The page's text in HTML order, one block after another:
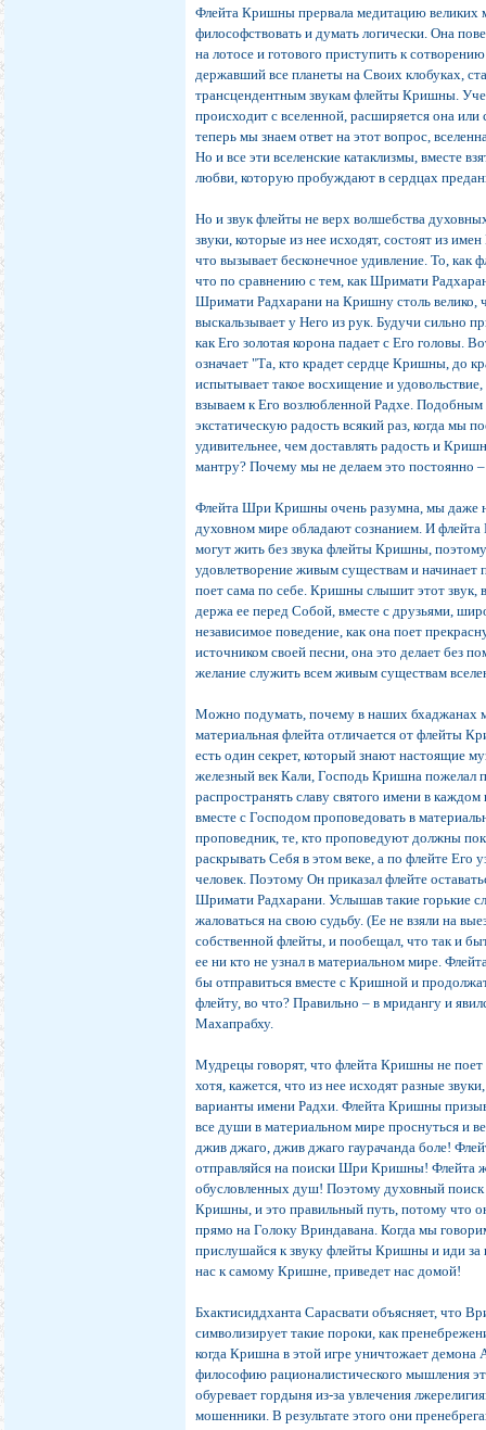
Флейта Кришны прервала медитацию великих
философствовать и думать логически. Она
на лотосе и готового приступить к
державший все планеты на Своих клобуках,
трансцендентным звукам флейты Кришны.
происходит с вселенной, расширяется она
теперь мы знаем ответ на этот вопрос,
Но и все эти вселенские катаклизмы, вместе
любви, которую пробуждают в сердцах
Но и звук флейты не верх волшебства
звуки, которые из нее исходят, состоят из
что вызывает бесконечное удивление. То,
что по сравнению с тем, как Шримати
Шримати Радхарани на Кришну столь велико,
выскальзывает у Него из рук. Будучи сильно
как Его золотая корона падает с Его головы.
означает "Та, кто крадет сердце Кришны, до
испытывает такое восхищение и
взываем к Его возлюбленной Радхе.
экстатическую радость всякий раз, когда
удивительнее, чем доставлять радость и
мантру? Почему мы не делаем это постоянно
Флейта Шри Кришны очень разумна, мы даже
духовном мире обладают сознанием. И
могут жить без звука флейты Кришны,
удовлетворение живым существам и
поет сама по себе. Кришны слышит этот звук,
держа ее перед Собой, вместе с друзьями,
независимое поведение, как она поет
источником своей песни, она это делает без
желание служить всем живым существам
Можно подумать, почему в наших бхаджанах
материальная флейта отличается от флейты
есть один секрет, который знают настоящие
железный век Кали, Господь Кришна пожелал
распространять славу святого имени в
вместе с Господом проповедовать в
проповедник, те, кто проповедуют должны
раскрывать Себя в этом веке, а по флейте Его
человек. Поэтому Он приказал флейте
Шримати Радхарани. Услышав такие горькие
жаловаться на свою судьбу. (Ее не взяли на
собственной флейты, и пообещал, что так и
ее ни кто не узнал в материальном мире.
бы отправиться вместе с Кришной и
флейту, во что? Правильно – в мридангу и
Махапрабху.
Мудрецы говорят, что флейта Кришны не
хотя, кажется, что из нее исходят разные
варианты имени Радхи. Флейта Кришны
все души в материальном мире проснуться и
джив джаго, джив джаго гаурачанда боле!
отправляйся на поиски Шри Кришны! Флейта
обусловленных душ! Поэтому духовный
Кришны, и это правильный путь, потому что
прямо на Голоку Вриндавана. Когда мы
прислушайся к звуку флейты Кришны и иди
нас к самому Кришне, приведет нас домой!
Бхактисиддханта Сарасвати объясняет, что
символизирует такие пороки, как
когда Кришна в этой игре уничтожает демона
философию рационалистического мышления
обуревает гордыня из-за увлечения
мошенники. В результате этого они